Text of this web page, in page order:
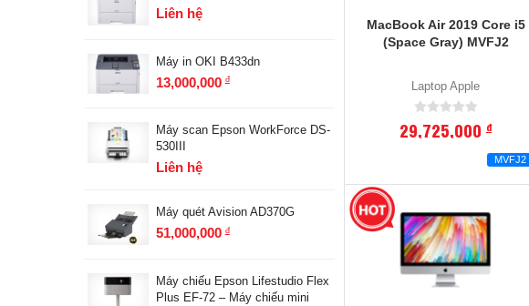
Liên hệ
Máy in OKI B433dn
13,000,000đ
Máy scan Epson WorkForce DS-
530III
Liên hệ
Máy quét Avision AD370G
51,000,000đ
Máy chiếu Epson Lifestudio Flex
Plus EF-72 – Máy chiếu mini
MacBook Air 2019 Core i5
(Space Gray) MVFJ2
Laptop Apple
29,725,000 đ
MVFJ2